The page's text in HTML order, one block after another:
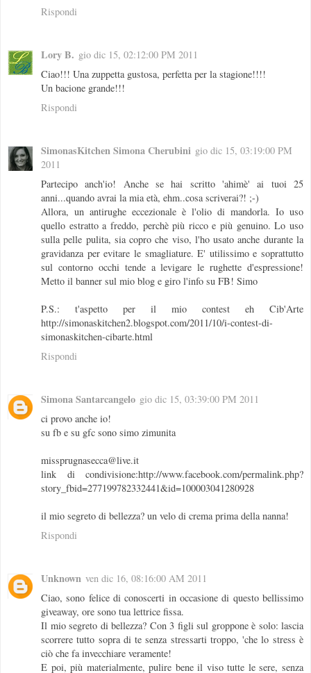
Rispondi
Lory B. gio dic 15, 02:12:00 PM 2011
Ciao!!! Una zuppetta gustosa, perfetta per la stagione!!!!
Un bacione grande!!!
Rispondi
SimonasKitchen Simona Cherubini gio dic 15, 03:19:00 PM
2011
Partecipo anch'io! Anche se hai scritto 'ahimè' ai tuoi 25
anni...quando avrai la mia età, ehm..cosa scriverai?! ;-)
Allora, un antirughe eccezionale è l'olio di mandorla. Io uso
quello estratto a freddo, perchè più ricco e più genuino. Lo uso
sulla pelle pulita, sia copro che viso, l'ho usato anche durante la
gravidanza per evitare le smagliature. E' utilissimo e soprattutto
sul contorno occhi tende a levigare le rughette d'espressione!
Metto il banner sul mio blog e giro l'info su FB! Simo
P.S.: t'aspetto per il mio contest eh Cib'Arte
http://simonaskitchen2.blogspot.com/2011/10/i-contest-di-
simonaskitchen-cibarte.html
Rispondi
Simona Santarcangelo gio dic 15, 03:39:00 PM 2011
ci provo anche io!
su fb e su gfc sono simo zimunita
missprugnasecca@live.it
link di condivisione:http://www.facebook.com/permalink.php?
story_fbid=277199782332441&id=100003041280928
il mio segreto di bellezza? un velo di crema prima della nanna!
Rispondi
Unknown ven dic 16, 08:16:00 AM 2011
Ciao, sono felice di conoscerti in occasione di questo bellissimo
giveaway, ore sono tua lettrice fissa.
Il mio segreto di bellezza? Con 3 figli sul groppone è solo: lascia
scorrere tutto sopra di te senza stressarti troppo, 'che lo stress è
ciò che fa invecchiare veramente!
E poi, più materialmente, pulire bene il viso tutte le sere, senza